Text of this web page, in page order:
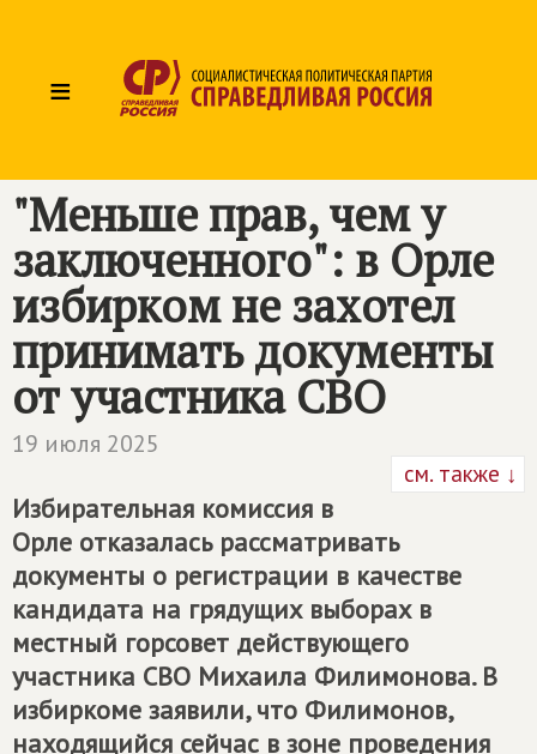
≡
"Меньше прав, чем у
заключенного": в Орле
избирком не захотел
принимать документы
от участника СВО
19 июля 2025
см. также ↓
Избирательная комиссия в
Орле отказалась рассматривать
документы о регистрации в качестве
кандидата на грядущих выборах в
местный горсовет действующего
участника СВО Михаила Филимонова. В
избиркоме заявили, что Филимонов,
находящийся сейчас в зоне проведения